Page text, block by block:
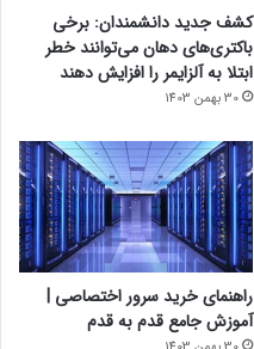
کشف جدید دانشمندان: برخی
باکتری‌های دهان می‌توانند خطر
ابتلا به آلزایمر را افزایش دهند
30 بهمن 1403
راهنمای خرید سرور اختصاصی |
آموزش جامع قدم به قدم